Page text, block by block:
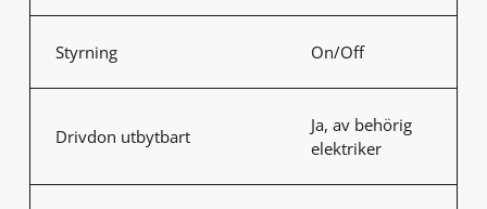
Styrning On/Off
Drivdon utbytbart
Ja, av behörig
elektriker